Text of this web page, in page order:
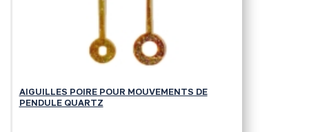
AIGUILLES POIRE POUR MOUVEMENTS DE
PENDULE QUARTZ